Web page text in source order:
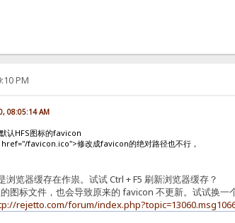
PM
08:05:14 AM
认HFS图标的favicon
favicon.ico">修改成favicon的绝对路径也不行，
览器缓存在作祟。试试 Ctrl + F5 刷新浏览器缓存？
图标文件，也会导致原来的 favicon 不更新。试试换一
rejetto.com/forum/